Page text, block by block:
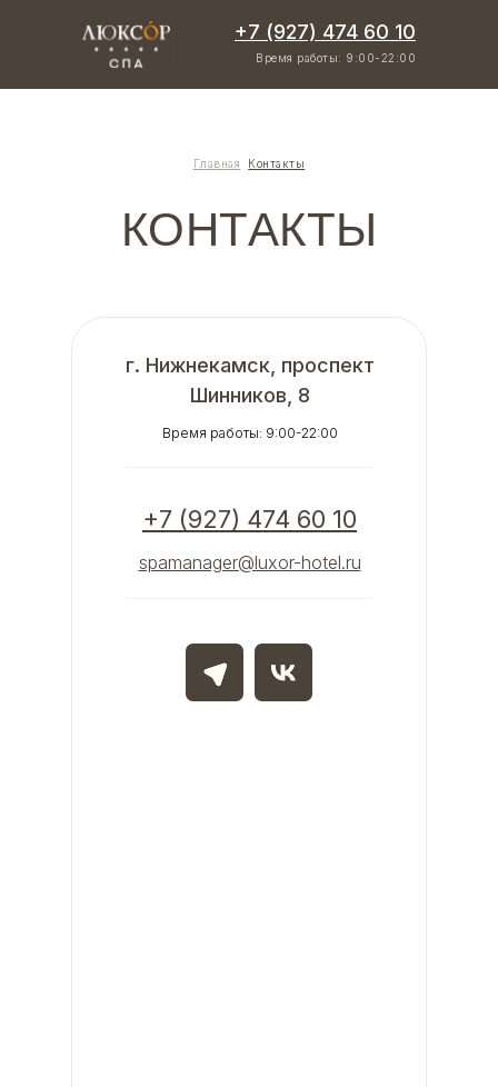
г. Нижнекамск, проспект
Шинников, 8
Время работы: 9:00-22:00
+7 (927) 474 60 10
spamanager@luxor-hotel.ru
КОНТАКТЫ
Главная Контакты
+7 (927) 474 60 10
Время работы: 9:00-22:00